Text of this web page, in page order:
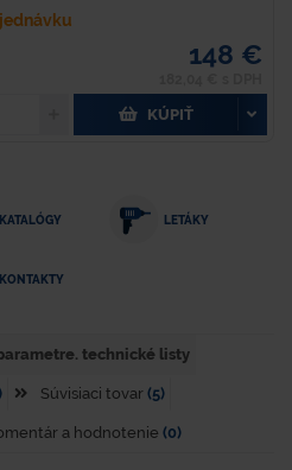
148 €
KÚPIŤ
KATALÓGY LETÁKY
KONTAKTY
technické listy
Súvisiaci tovar (5)
a hodnotenie (0)